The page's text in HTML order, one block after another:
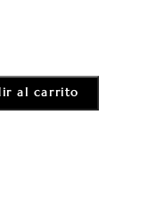
al carrito